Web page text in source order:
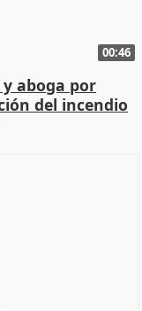
00:46
aboga por
del incendio